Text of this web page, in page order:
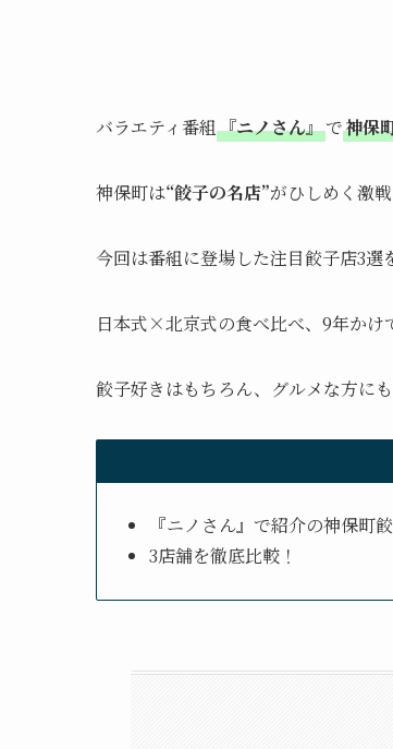
バラエティ番組『ニノさん』で神保
神保町は“餃子の名店”がひしめく激
今回は番組に登場した注目餃子店3選
日本式×北京式の食べ比べ、9年かけ
餃子好きはもちろん、グルメな方に
『ニノさん』で紹介の神保町
3店舗を徹底比較！